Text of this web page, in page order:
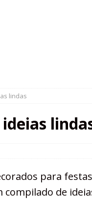
lindas
ideias
para
de